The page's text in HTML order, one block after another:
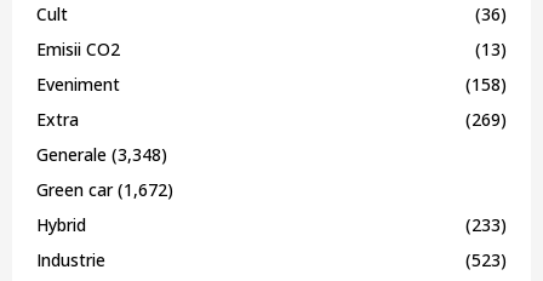
Cult
(36)
Emisii CO2
(13)
Eveniment
(158)
Extra
(269)
Generale (3,348)
Green car(1,672)
Hybrid
(233)
Industrie
(523)